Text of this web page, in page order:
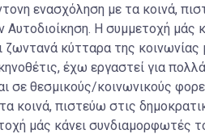
ενασχόληση με τα κοινά,
Αυτοδιοίκηση. Η συμμετοχή μάς
κύτταρα της κοινωνίας
έχω εργαστεί για
σε θεσμικούς/κοινωνικούς
κοινά, πιστεύω στις
μάς κάνει συνδιαμορφωτές